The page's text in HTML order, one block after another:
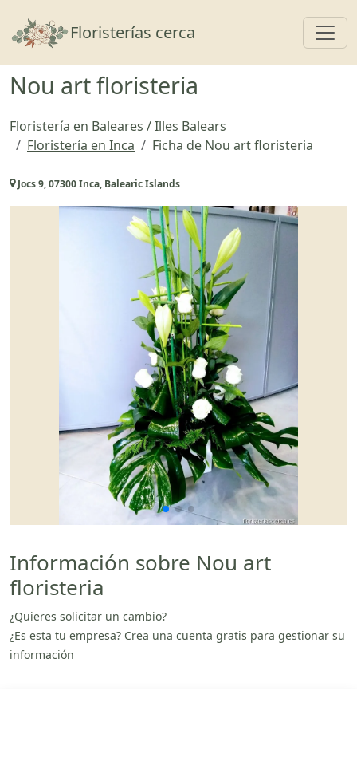
Floristerías cerca
Nou art floristeria
Floristería en Baleares / Illes Balears
Floristería en Inca
Ficha de Nou art floristeria
Jocs 9, 07300 Inca, Balearic Islands
Información sobre Nou art
floristeria
¿Quieres solicitar un cambio?
¿Es esta tu empresa? Crea una cuenta gratis para gestionar su
información